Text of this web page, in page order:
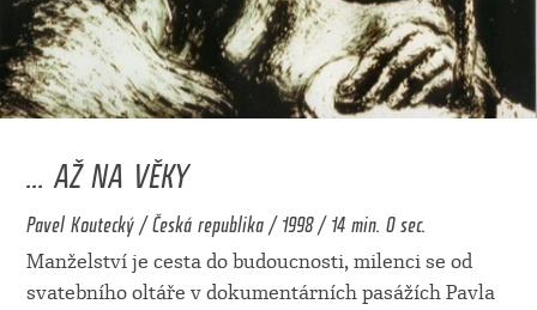
... AŽ NA VĚKY
Pavel Koutecký / Česká republika / 1998 / 14 min. 0 sec.
Manželství je cesta do budoucnosti, milenci se od
svatebního oltáře v dokumentárních pasážích Pavla